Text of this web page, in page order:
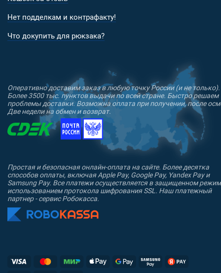
Нет подделкам и контрафакту!
Что докупить для рюкзака?
Оперативно доставим заказ в любую точку России (и не только).
Более 3500 тыс. пунктов выдачи по всей стране. Быстро решаем
проблемы доставки. Возможна оплата при получении, после
Две недели на обмен и возврат.
Простая и безопасная онлайн-оплата на сайте. Более десятка
способов оплаты, включая Apple Pay, Google Pay, Yandex Pay и
Samsung Pay. Все платежи осуществляется в защищенном
использованием протокола шифрования SSL. Наш платежный
партнер - сервис Робокасса.